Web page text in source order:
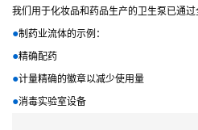
我们用于化妆品和药品生产的卫生泵已通
●制药业流体的示例：
●精确配药
●计量精确的徽章以减少使用量
●消毒实验室设备